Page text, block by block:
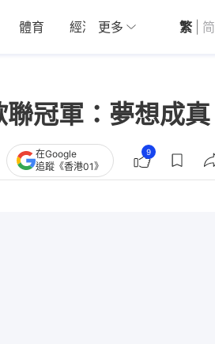
體育 經濟 01深圳 觀點
更多 繁 简
冠軍：夢想成真
在Google
追蹤《香港01》
9